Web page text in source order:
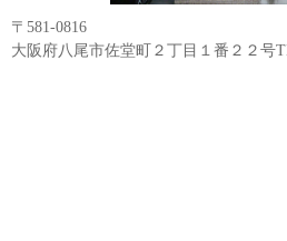
〒581-0816
大阪府八尾市佐堂町２丁目１番２２号